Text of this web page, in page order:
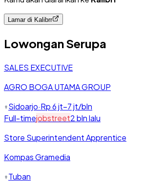
Lamar di Kalibrr
Lowongan Serupa
SALES EXECUTIVE
AGRO BOGA UTAMA GROUP
Sidoarjo·Rp 6 jt–7 jt/bln
Full-timejobstreet2 bln lalu
Store Superintendent Apprentice
Kompas Gramedia
Tuban